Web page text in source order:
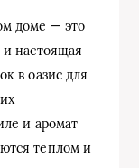
доме — это
и настоящая
в оазис для
и аромат
теплом и